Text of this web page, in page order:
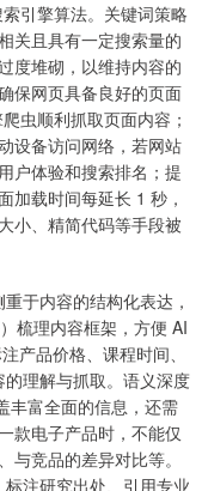
引擎算法。关键词策略
关且具有一定搜索量的
度堆砌，以维持内容的
保网页具备良好的页面
虫顺利抓取页面内容；
设备访问网络，若网站
户体验和搜索排名；提
加载时间每延长 1 秒，
小、精简代码等手段被
于内容的结构化表达，
梳理内容框架，方便 AI
产品价格、课程时间、
理解与抓取。语义深度
丰富全面的信息，还需
款电子产品时，不能仅
竞品的差异对比等。
注研究出处、引用专业